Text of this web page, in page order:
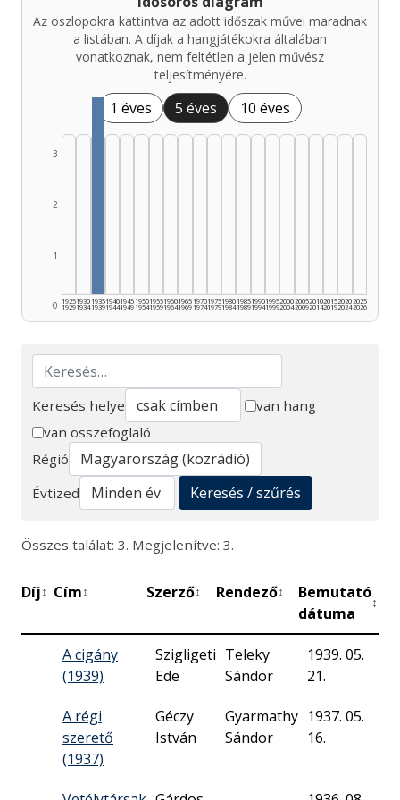
Az oszlopokra kattintva az adott időszak művei maradnak
a listában. A díjak a hangjátékokra általában
vonatkoznak, nem feltétlen a jelen művész
teljesítményére.
1 éves 5 éves 10 éves
0
1
2
3
1925
1929
1930
1934
1935
1939
1940
1944
1945
1949
1950
1954
1955
1959
1960
1964
1965
1969
1970
1974
1975
1979
1980
1984
1985
1989
1990
1994
1995
1999
2000
2004
2005
2009
2010
2014
2015
2019
2020
2024
2025
2026
Keresés
Keresés helye
van hang
van összefoglaló
Régió
Évtized
Keresés / szűrés
Összes találat: 3. Megjelenítve: 3.
Díj↕ Cím↕ Szerző↕ Rendező↕
Bemutató
dátuma
↕
A cigány
(1939)
Szigligeti
Ede
Teleky
Sándor
1939. 05.
21.
A régi
szerető
(1937)
Géczy
István
Gyarmathy
Sándor
1937. 05.
16.